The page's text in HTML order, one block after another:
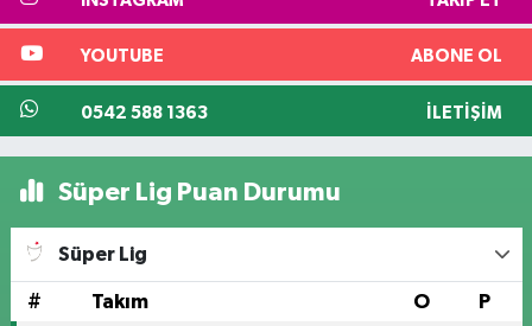
YOUTUBE ABONE OL
0542 588 1363 İLETIŞIM
Süper Lig Puan Durumu
Süper Lig
# Takım O P